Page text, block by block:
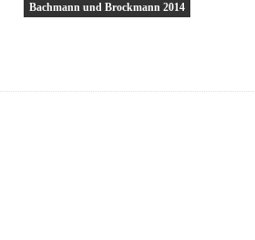
Bachmann und Brockmann 2014